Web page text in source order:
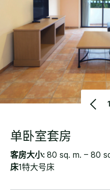
单卧室套房
客房大小: 80 sq. m. – 80
床1特大号床